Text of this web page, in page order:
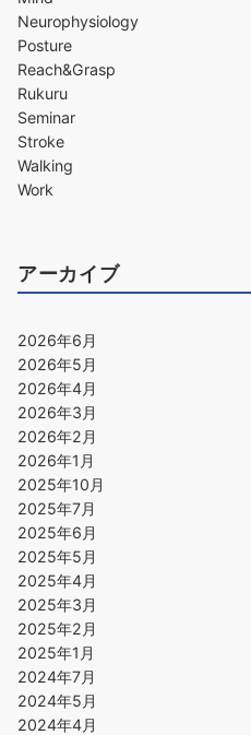
Neurophysiology
Posture
Reach&Grasp
Rukuru
Seminar
Stroke
Walking
Work
アーカイブ
2026年6月
2026年5月
2026年4月
2026年3月
2026年2月
2026年1月
2025年10月
2025年7月
2025年6月
2025年5月
2025年4月
2025年3月
2025年2月
2025年1月
2024年7月
2024年5月
2024年4月